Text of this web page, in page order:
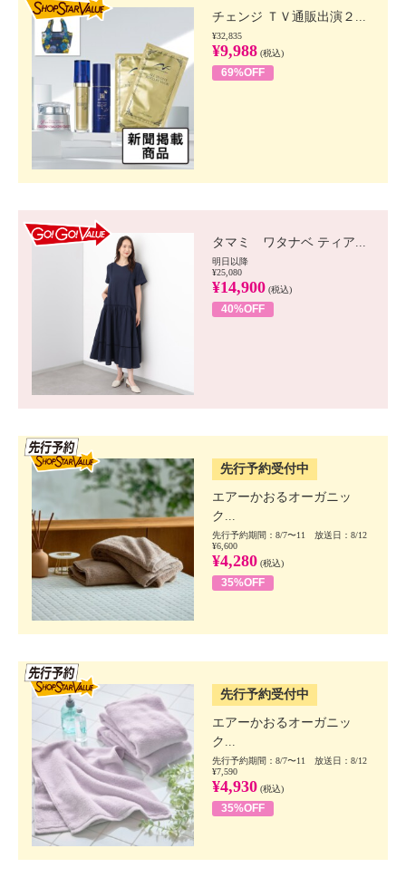
チェンジ ＴＶ通販出演２...
¥32,835
¥9,988 (税込)
69%OFF
タマミ ワタナベ ティア...
明日以降
¥25,080
¥14,900 (税込)
40%OFF
先行予約受付中
エアーかおるオーガニッ
ク...
先行予約期間：8/7〜11 放送日：8/12
¥6,600
¥4,280 (税込)
35%OFF
先行予約受付中
エアーかおるオーガニッ
ク...
先行予約期間：8/7〜11 放送日：8/12
¥7,590
¥4,930 (税込)
35%OFF